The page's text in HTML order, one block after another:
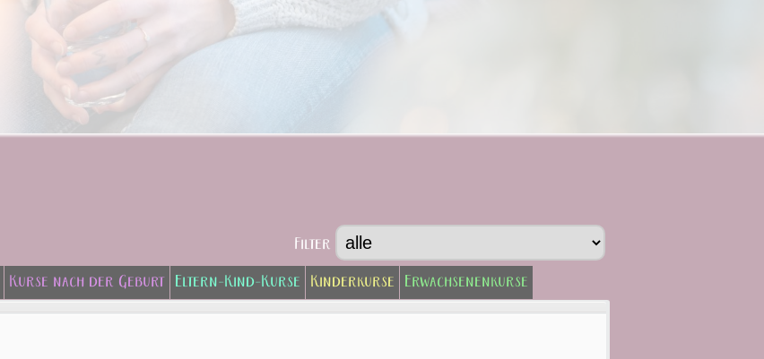
Filter
Kurse nach der Geburt Eltern-Kind-Kurse Kinderkurse Erwachsenenkurse